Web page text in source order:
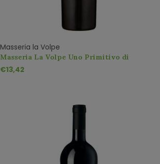
Masseria la Volpe
Masseria La Volpe Uno Primitivo di
Manduria DOC Riserva
€13,42